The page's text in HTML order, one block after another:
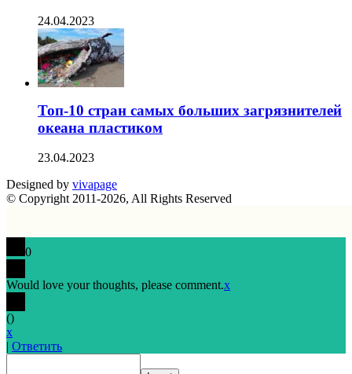
24.04.2023
Топ-10 стран самых больших загрязнителей
океана пластиком
23.04.2023
Designed by vivapage
© Copyright 2011-2026, All Rights Reserved
0
Would love your thoughts, please comment.x
()
x
| Ответить